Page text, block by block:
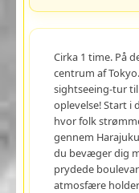
Cirka 1 time. På
centrum af
sightseeing-tur
oplevelse! Start i
hvor folk
gennem
du bevæger dig
prydede
atmosfære